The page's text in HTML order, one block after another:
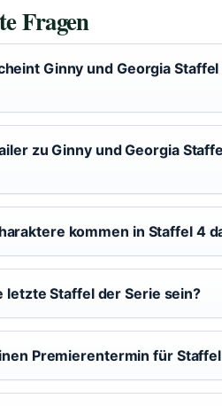
Fragen
Ginny und Georgia
zu Ginny und Georgia
kommen in Staffel 4
letzte Staffel der Serie sein?
Premierentermin für